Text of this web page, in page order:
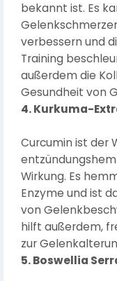
bekannt ist. Es
verbessern und
Training
außerdem die
Gesundheit von
4. Kurkuma-
Curcumin ist der
Wirkung. Es
Enzyme und ist
von
hilft außerdem,
zur
5. Boswellia